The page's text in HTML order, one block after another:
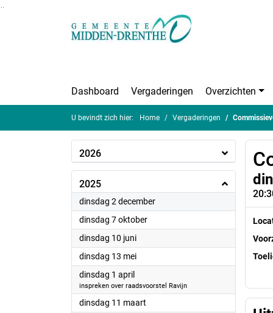
Dashboard Vergaderingen Overzichten
U bevindt zich hier: Home Vergaderingen
2026
2025
dinsdag 2 december2025
dinsdag 7 oktober2025
dinsdag 10 juni2025
dinsdag 13 mei2025
dinsdag 1 april2025
inspreken over raadsvoorstel Ravijn
dinsdag 11 maart